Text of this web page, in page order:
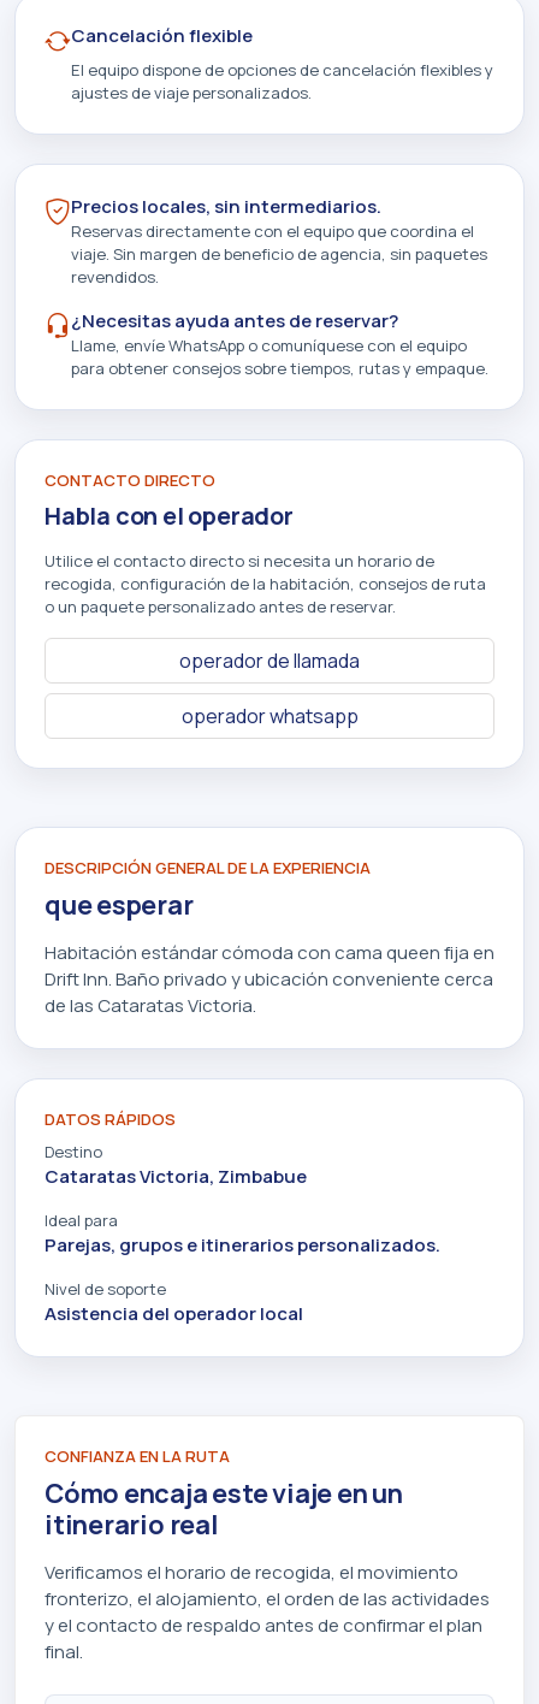
Cancelación flexible
El equipo dispone de opciones de cancelación flexibles y
ajustes de viaje personalizados.
Precios locales, sin intermediarios.
Reservas directamente con el equipo que coordina el
viaje. Sin margen de beneficio de agencia, sin paquetes
revendidos.
¿Necesitas ayuda antes de reservar?
Llame, envíe WhatsApp o comuníquese con el equipo
para obtener consejos sobre tiempos, rutas y empaque.
CONTACTO DIRECTO
Habla con el operador
Utilice el contacto directo si necesita un horario de
recogida, configuración de la habitación, consejos de ruta
o un paquete personalizado antes de reservar.
operador de llamada
operador whatsapp
DESCRIPCIÓN GENERAL DE LA EXPERIENCIA
que esperar
Habitación estándar cómoda con cama queen fija en
Drift Inn. Baño privado y ubicación conveniente cerca
de las Cataratas Victoria.
DATOS RÁPIDOS
Destino
Cataratas Victoria, Zimbabue
Ideal para
Parejas, grupos e itinerarios personalizados.
Nivel de soporte
Asistencia del operador local
CONFIANZA EN LA RUTA
Cómo encaja este viaje en un
itinerario real
Verificamos el horario de recogida, el movimiento
fronterizo, el alojamiento, el orden de las actividades
y el contacto de respaldo antes de confirmar el plan
final.